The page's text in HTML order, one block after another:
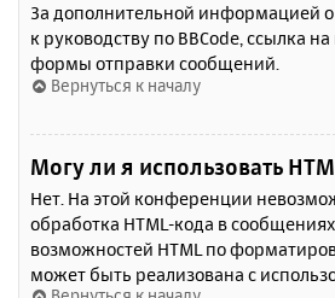
За дополнительной информацией о
к руководству по BBCode, ссылка
формы отправки сообщений.
Вернуться к началу
Могу ли я использовать
Нет. На этой конференции
обработка HTML-кода в
возможностей HTML по
может быть реализована с